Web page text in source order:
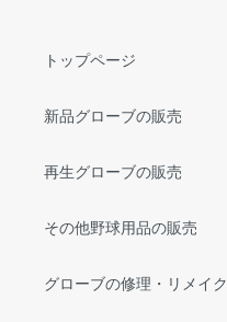
トップページ
新品グローブの販売
再生グローブの販売
その他野球用品の販売
グローブの修理・リメイク